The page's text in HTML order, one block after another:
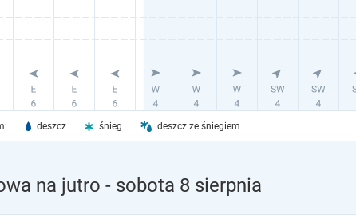
deszcz śnieg deszcz ze śniegiem
na jutro - sobota 8 sierpnia